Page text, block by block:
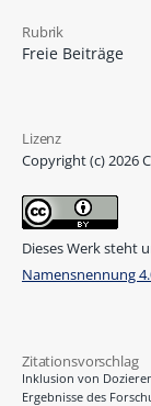
Rubrik
Freie Beiträge
Lizenz
Copyright (c) 2026
Dieses Werk steht
Namensnennung
Zitationsvorschlag
Inklusion von
Ergebnisse des